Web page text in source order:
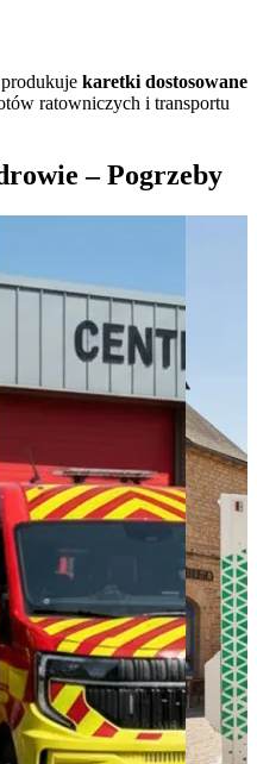
karetki dostosowane
ratowniczych i transportu
– Pogrzeby